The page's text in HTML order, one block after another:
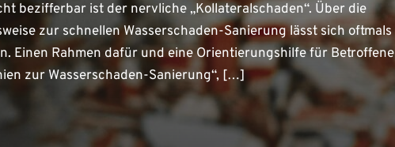
bezifferbar ist der nervliche „Kollateralschaden“. Über die
zur schnellen Wasserschaden-Sanierung lässt sich oftmals
Einen Rahmen dafür und eine Orientierungshilfe für Betroffene
zur Wasserschaden-Sanierung“, […]